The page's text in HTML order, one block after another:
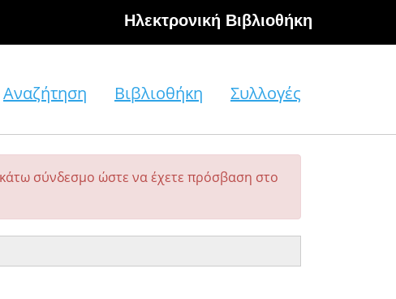
Hλεκτρονική Βιβλιοθήκη
Αναζήτηση Βιβλιοθήκη Συλλογές
σύνδεσμο ώστε να έχετε πρόσβαση στο